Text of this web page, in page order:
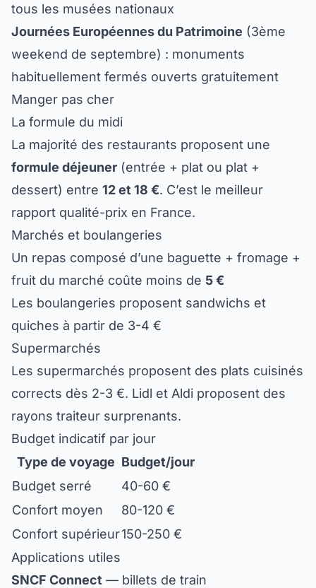
tous les musées nationaux
Journées Européennes du Patrimoine (3ème
weekend de septembre) : monuments
habituellement fermés ouverts gratuitement
Manger pas cher
La formule du midi
La majorité des restaurants proposent une
formule déjeuner (entrée + plat ou plat +
dessert) entre 12 et 18 €. C’est le meilleur
rapport qualité-prix en France.
Marchés et boulangeries
Un repas composé d’une baguette + fromage +
fruit du marché coûte moins de 5 €
Les boulangeries proposent sandwichs et
quiches à partir de 3-4 €
Supermarchés
Les supermarchés proposent des plats cuisinés
corrects dès 2-3 €. Lidl et Aldi proposent des
rayons traiteur surprenants.
Budget indicatif par jour
Type de voyage Budget/jour
Budget serré
40-60 €
Confort moyen
80-120 €
Confort supérieur150-250 €
Applications utiles
SNCF Connect — billets de train